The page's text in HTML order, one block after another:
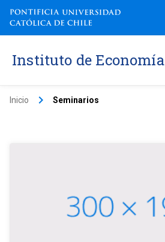
Instituto de Economía
Inicio keyboard_arrow_right Seminarios